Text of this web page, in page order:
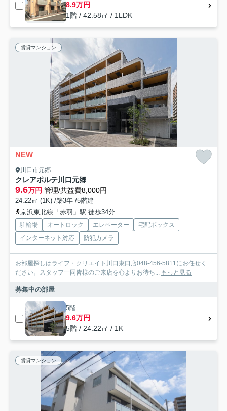
8.9万円
1階 / 42.58㎡ / 1LDK
賃貸マンション
NEW
川口市元郷
クレアポルテ川口元郷
9.6万円 管理/共益費8,000円
24.22㎡ (1K) /築3年 /5階建
京浜東北線「赤羽」駅 徒歩34分
駐輪場 オートロック エレベーター
宅配ボックス
インターネット対応
防犯カメラ
お部屋探しはライフ・クリエイト川口東口店048-456-5811にお任せく
ださい。スタッフ一同皆様のご来店を心よりお待ち... もっと見る
募集中の部屋
5階
9.6万円
5階 / 24.22㎡ / 1K
賃貸マンション